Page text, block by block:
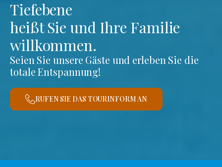
Tiefebene
heißt Sie und Ihre Familie
willkommen.
Seien Sie unsere Gäste und erleben Sie die
totale Entspannung!
RUFEN SIE DAS TOURINFORM AN